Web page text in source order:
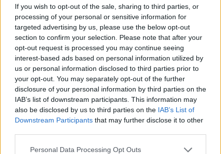
If you wish to opt-out of the sale, sharing to third parties, or
processing of your personal or sensitive information for
targeted advertising by us, please use the below opt-out
section to confirm your selection. Please note that after your
opt-out request is processed you may continue seeing
interest-based ads based on personal information utilized by
us or personal information disclosed to third parties prior to
your opt-out. You may separately opt-out of the further
disclosure of your personal information by third parties on the
IAB’s list of downstream participants. This information may
also be disclosed by us to third parties on the IAB’s List of
Downstream Participants that may further disclose it to other
Please note that this website/app uses one or more Google
Personal Data Processing Opt Outs
Continua a leggere
PEOPLE